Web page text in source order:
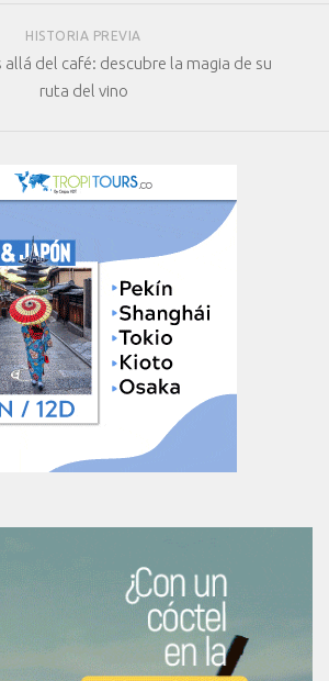
HISTORIA PREVIA
allá del café: descubre la magia de su
ruta del vino